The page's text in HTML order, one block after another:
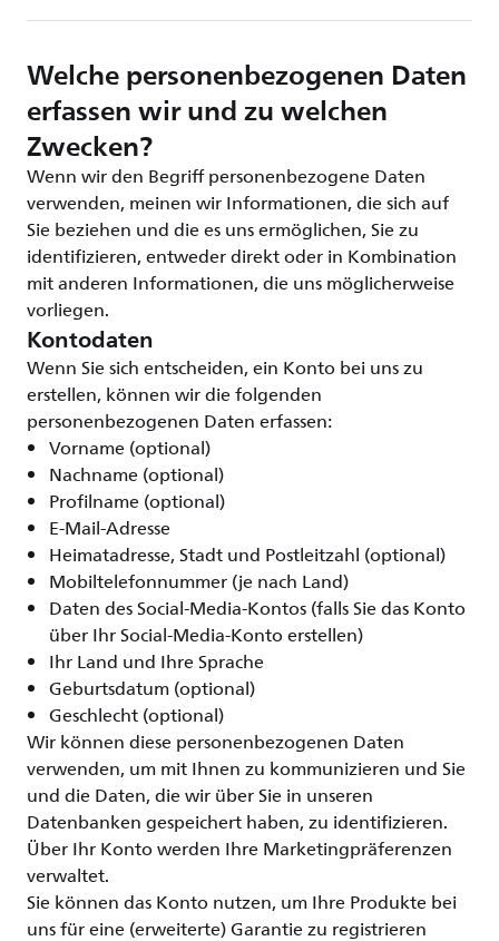
Welche personenbezogenen Daten
erfassen wir und zu welchen
Zwecken?
Wenn wir den Begriff personenbezogene Daten
verwenden, meinen wir Informationen, die sich auf
Sie beziehen und die es uns ermöglichen, Sie zu
identifizieren, entweder direkt oder in Kombination
mit anderen Informationen, die uns möglicherweise
vorliegen.
Kontodaten
Wenn Sie sich entscheiden, ein Konto bei uns zu
erstellen, können wir die folgenden
personenbezogenen Daten erfassen:
Vorname (optional)
Nachname (optional)
Profilname (optional)
E-Mail-Adresse
Heimatadresse, Stadt und Postleitzahl (optional)
Mobiltelefonnummer (je nach Land)
Daten des Social-Media-Kontos (falls Sie das Konto
über Ihr Social-Media-Konto erstellen)
Ihr Land und Ihre Sprache
Geburtsdatum (optional)
Geschlecht (optional)
Wir können diese personenbezogenen Daten
verwenden, um mit Ihnen zu kommunizieren und Sie
und die Daten, die wir über Sie in unseren
Datenbanken gespeichert haben, zu identifizieren.
Über Ihr Konto werden Ihre Marketingpräferenzen
verwaltet.
Sie können das Konto nutzen, um Ihre Produkte bei
uns für eine (erweiterte) Garantie zu registrieren